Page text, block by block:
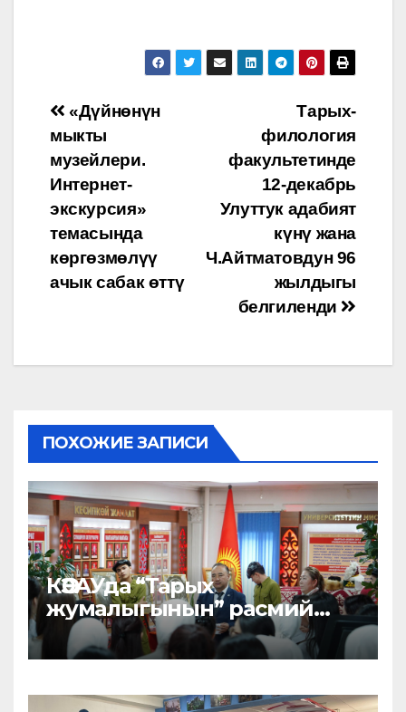
Post
navigation
Тарых-
филология
факультетинде
12-декабрь
Улуттук адабият
күнү жана
Ч.Айтматовдун 96
жылдыгы
белгиленди
«Дүйнөнүн
мыкты
музейлери.
Интернет-
экскурсия»
темасында
көргөзмөлүү
ачык сабак өттү
ПОХОЖИЕ ЗАПИСИ
КӨЭАУда “Тарых
жумалыгынын” расмий
ачылышы өттү